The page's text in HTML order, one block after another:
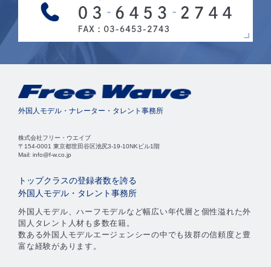
外国人モデル・ナレーター・タレント事務所
株式会社フリー・ウエイブ
〒154-0001 東京都世田谷区池尻3-19-10NKビル1階
Mail: info@f-w.co.jp
トップクラスの登録者数を誇る
外国人モデル・タレント事務所
外国人モデル、ハーフモデルなど幅広い年代層と個性溢れた外
国人タレント人材も多数在籍。
数ある外国人モデルエージェンシーの中でも抜群の信頼度と豊
富な経験があります。